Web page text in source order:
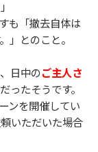
も「撤去自体は
」とのこと。
日中のご主人さ
ったそうです。
ンを開催してい
いただいた場合